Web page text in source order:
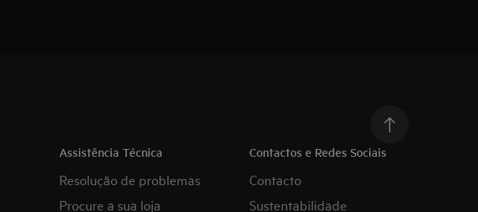
Assistência Técnica
Resolução de problemas
Procure a sua loja
Contactos e Redes Sociais
Contacto
Sustentabilidade